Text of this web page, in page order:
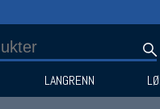
LANGRENN